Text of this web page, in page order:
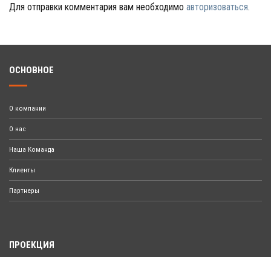
Для отправки комментария вам необходимо авторизоваться.
ОСНОВНОЕ
О компании
О нас
Наша Команда
Клиенты
Партнеры
ПРОЕКЦИЯ